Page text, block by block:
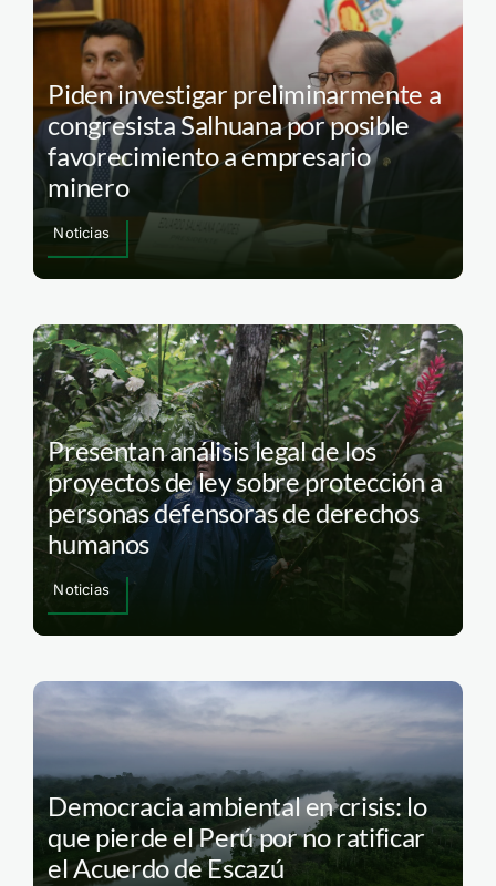
Piden investigar preliminarmente a
congresista Salhuana por posible
favorecimiento a empresario
minero
Noticias
Presentan análisis legal de los
proyectos de ley sobre protección a
personas defensoras de derechos
humanos
Noticias
Democracia ambiental en crisis: lo
que pierde el Perú por no ratificar
el Acuerdo de Escazú